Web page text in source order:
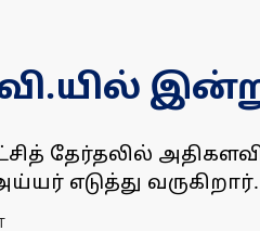
தேர்தலில்
எடுத்து